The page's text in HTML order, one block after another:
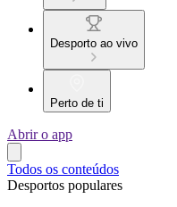
Desporto ao vivo
Perto de ti
Abrir o app
Todos os conteúdos
Desportos populares